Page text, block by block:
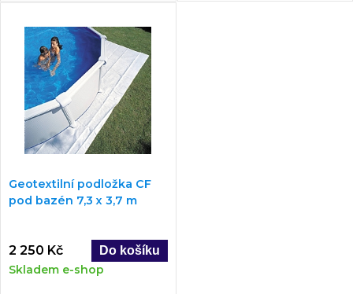
Geotextilní podložka CF
pod bazén 7,3 x 3,7 m
2 250 Kč
Skladem e-shop